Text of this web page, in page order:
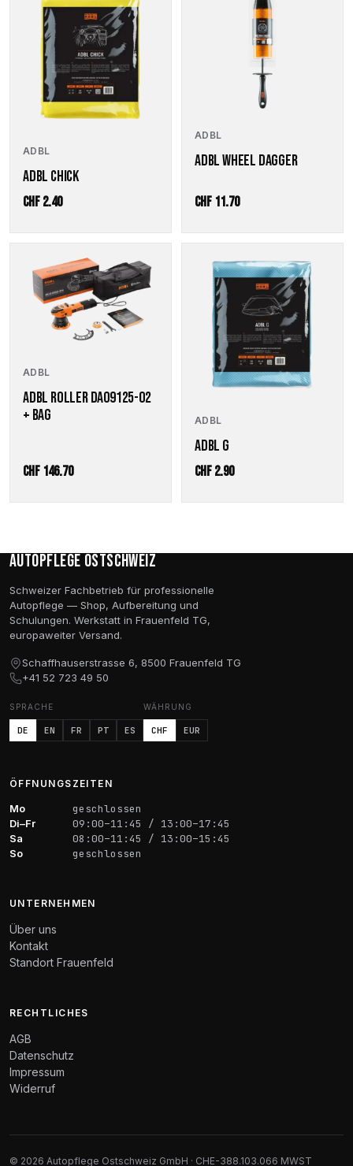
ADBL
ADBL CHICK
CHF2.40
ADBL
ADBL WHEEL DAGGER
CHF 11.70
ADBL
ADBL ROLLER DA09125-02
+ BAG
CHF 146.70
ADBL
ADBL G
CHF2.90
Autopflege Ostschweiz
Schweizer Fachbetrieb für professionelle
Autopflege — Shop, Aufbereitung und
Schulungen. Werkstatt in Frauenfeld TG,
europaweiter Versand.
Schaffhauserstrasse 6, 8500 Frauenfeld TG
+41 52 723 49 50
SPRACHE
DE EN FR PT ES
WÄHRUNG
CHF EUR
ÖFFNUNGSZEITEN
Mo geschlossen
Di–Fr 09:00–11:45 / 13:00–17:45
Sa 08:00–11:45 / 13:00–15:45
So geschlossen
UNTERNEHMEN
Über uns
Kontakt
Standort Frauenfeld
RECHTLICHES
AGB
Datenschutz
Impressum
Widerruf
© 2026 Autopflege Ostschweiz GmbH · CHE-388.103.066 MWST